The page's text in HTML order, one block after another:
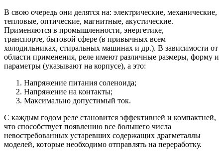
В свою очередь они делятся на: электрические, механические,
тепловые, оптические, магнитные, акустические.
Применяются в промышленности, энергетике,
транспорте, бытовой сфере (в привычных всем
холодильниках, стиральных машинах и др.). В зависимости от
области применения, реле имеют различные размеры, форму и
параметры (указывают на корпусе), а это:
Напряжение питания соленоида;
Напряжение на контакты;
Максимально допустимый ток.
С каждым годом реле становится эффективней и компактней,
что способствует появлению все большего числа
невостребованных устаревших содержащих драгметаллы
моделей, которые необходимо отправлять на переработку.